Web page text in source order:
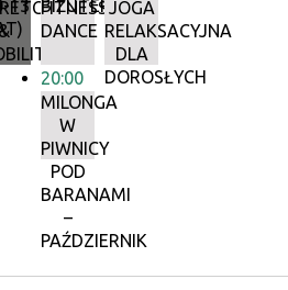
13
BIŻUTERIA
FITNESS
DANCE
20:00
MILONGA
W
PIWNICY
POD
BARANAMI
–
PAŹDZIERNIK
JOGA
RELAKSACYJNA
DLA
DOROSŁYCH